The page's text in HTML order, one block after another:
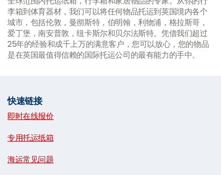
李箱到体育器材，我们可以将任何物品托运到英国境内各个
城市，包括伦敦，曼彻斯特，伯明翰，利物浦，格拉斯哥，
爱丁堡，南安普敦，纽卡斯尔和贝尔法斯特。凭借我们超过
25年的经验和成千上万的满意客户，您可以放心，您的物品
是在英国最值得信赖的国际托运公司的最有能力的手中。
快速链接
即时在线报价
专用托运纸箱
海运常见问题